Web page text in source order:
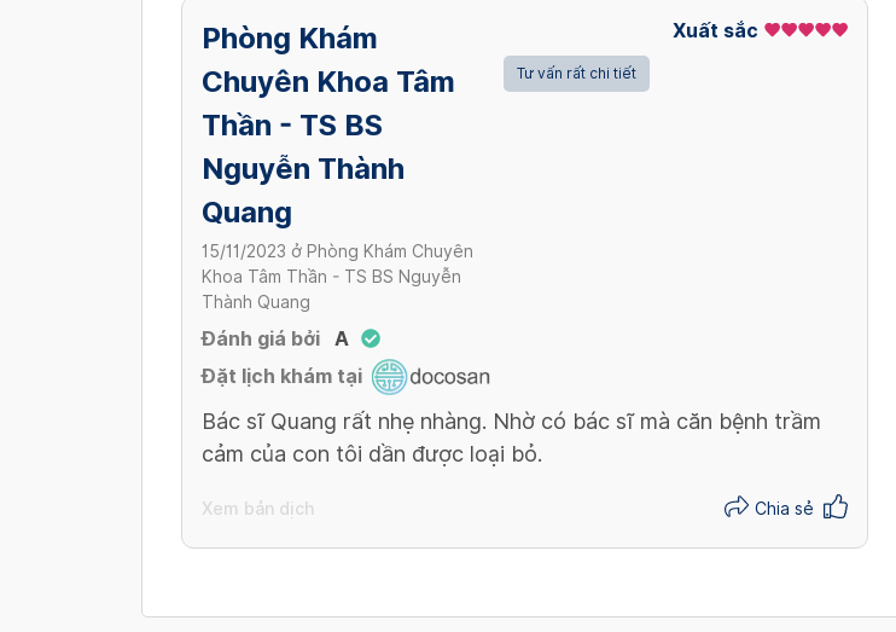
Phòng Khám
Chuyên Khoa Tâm
Thần - TS BS
Nguyễn Thành
Quang
15/11/2023 ở Phòng Khám Chuyên
Khoa Tâm Thần - TS BS Nguyễn
Thành Quang
Đánh giá bởi
A
Đặt lịch khám tại
Xuất sắc
Tư vấn rất chi tiết
Bác sĩ Quang rất nhẹ nhàng. Nhờ có bác sĩ mà căn bệnh trầm
cảm của con tôi dần được loại bỏ.
Xem bản dịch Chia sẻ